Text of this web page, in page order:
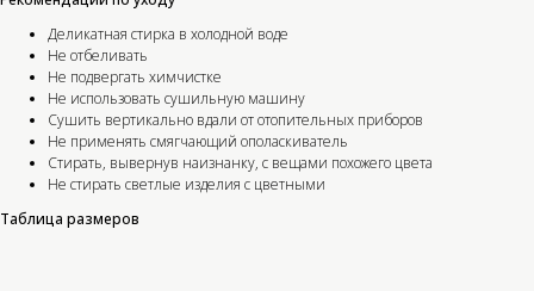
Деликатная стирка в холодной воде
Не отбеливать
Не подвергать химчистке
Не использовать сушильную машину
Сушить вертикально вдали от отопительных приборов
Не применять смягчающий ополаскиватель
Стирать, вывернув наизнанку, с вещами похожего цвета
Не стирать светлые изделия с цветными
Таблица размеров